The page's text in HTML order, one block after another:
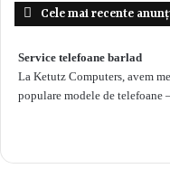
Cele mai recente
Service telefoane barlad
La Ketutz Computers, avem
populare modele de telefoane